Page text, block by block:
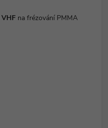
VHF na frézování PMMA